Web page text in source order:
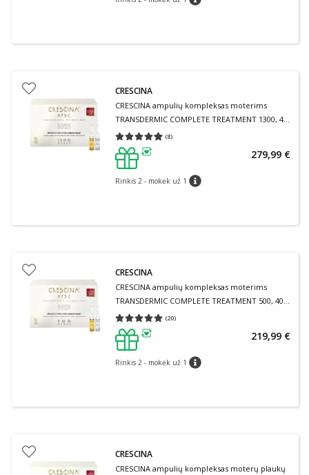
patarimas
CRESCINA
CRESCINA ampulių kompleksas moterims
TRANSDERMIC COMPLETE TREATMENT 1300, 40
ampulių
(8)
Vidutinis įvertinimas 4.88
patarimas
Rinkis 2 - mokėk už 1 patarimas
279,99 €
CRESCINA
CRESCINA ampulių kompleksas moterims
TRANSDERMIC COMPLETE TREATMENT 500, 40
ampulių
(20)
Vidutinis įvertinimas 5.00
patarimas
Rinkis 2 - mokėk už 1 patarimas
219,99 €
CRESCINA
CRESCINA ampulių kompleksas moterų plaukų